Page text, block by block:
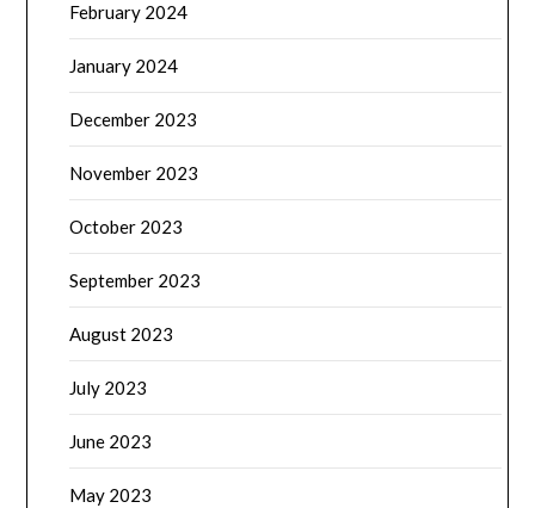
February 2024
January 2024
December 2023
November 2023
October 2023
September 2023
August 2023
July 2023
June 2023
May 2023